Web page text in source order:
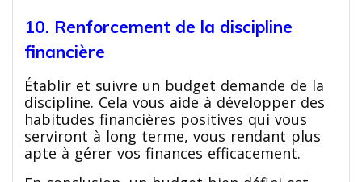
10. Renforcement de la discipline
financière
Établir et suivre un budget demande de la
discipline. Cela vous aide à développer des
habitudes financières positives qui vous
serviront à long terme, vous rendant plus
apte à gérer vos finances efficacement.